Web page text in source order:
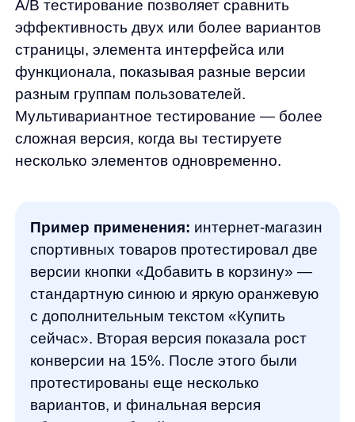
покупки в 2 раза реже, чем пришедшие
по органическому поиску. Это привело
к пересмотру маркетинговой стратегии
лояльности для клиентов, привлеченных
через акции, что увеличило их Retention
Rate на 35%.
наиболее полную картину поведения
пользователей и позволяет принимать
обоснованные решения для оптимизации
интернет-магазина.
Кейс Any: как AI-решения меняют
анализ поведения и увеличивают
продажи